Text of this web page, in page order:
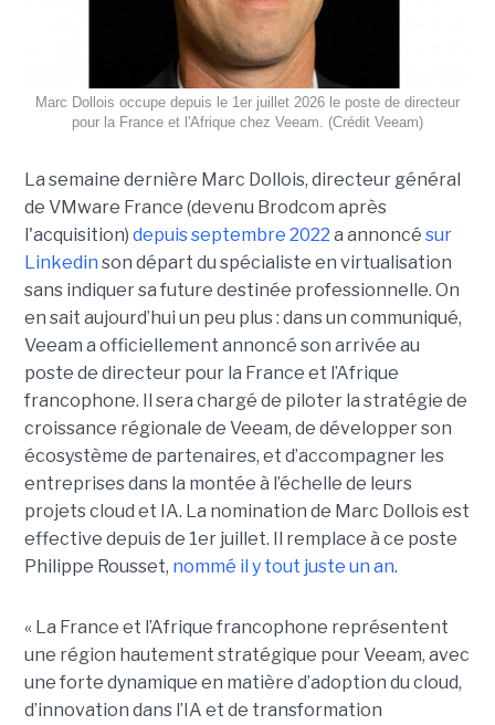
Marc Dollois occupe depuis le 1er juillet 2026 le poste de directeur
pour la France et l'Afrique chez Veeam. (Crédit Veeam)
La semaine dernière Marc Dollois, directeur général
de VMware France (devenu Brodcom après
l'acquisition) depuis septembre 2022 a annoncé sur
Linkedin son départ du spécialiste en virtualisation
sans indiquer sa future destinée professionnelle. On
en sait aujourd’hui un peu plus : dans un communiqué,
Veeam a officiellement annoncé son arrivée au
poste de directeur pour la France et l’Afrique
francophone. Il sera chargé de piloter la stratégie de
croissance régionale de Veeam, de développer son
écosystème de partenaires, et d’accompagner les
entreprises dans la montée à l’échelle de leurs
projets cloud et IA. La nomination de Marc Dollois est
effective depuis de 1er juillet. Il remplace à ce poste
Philippe Rousset, nommé il y tout juste un an.
« La France et l’Afrique francophone représentent
une région hautement stratégique pour Veeam, avec
une forte dynamique en matière d’adoption du cloud,
d’innovation dans l’IA et de transformation